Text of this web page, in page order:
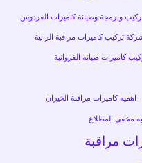
وبرمجة وصيانة كاميرات الفردوس
تركيب كاميرات مراقبة الرابية
كاميرات صيانه الفروانية
اهميه كاميرات مراقبة الخيران
مخفي المطلاع
مراقبة